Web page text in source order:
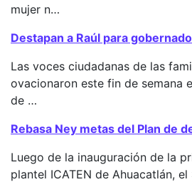
mujer n…
Destapan a Raúl para
Las voces ciudadanas de las
ovacionaron este fin de semana
de …
Rebasa Ney metas del Plan de
Luego de la inauguración de la
plantel ICATEN de Ahuacatlán,